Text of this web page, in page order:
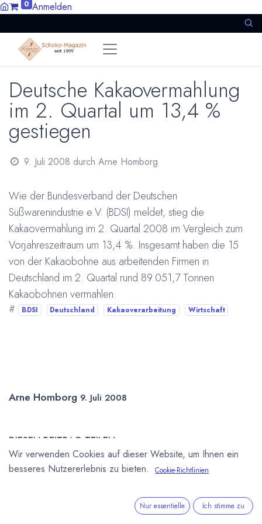
0 Anmelden
Deutsche Kakaovermahlung
im 2. Quartal um 13,4 %
gestiegen
9. Juli 2008 durch Arne Homborg
Wie der Bundesverband der Deutschen
Süßwarenindustrie e.V. (BDSI) meldet, stieg die
Kakaovermahlung im 2. Quartal 2008 im Vergleich zum
Vorjahreszeitraum um 13,4 %. Insgesamt haben die 15
von der Kakaobohne aus arbeitenden Firmen in
Deutschland im 2. Quartal rund 89.051,7 Tonnen
Kakaobohnen vermahlen.
# BDSI Deutschland Kakaoverarbeitung Wirtschaft
Arne Homborg 9. Juli 2008
DIESEN BEITRAG TEILEN
Wir verwenden Cookies auf dieser Website, um Ihnen ein
besseres Nutzererlebnis zu bieten.
Cookie-Richtlinien
Nur essentielle Ich stimme zu